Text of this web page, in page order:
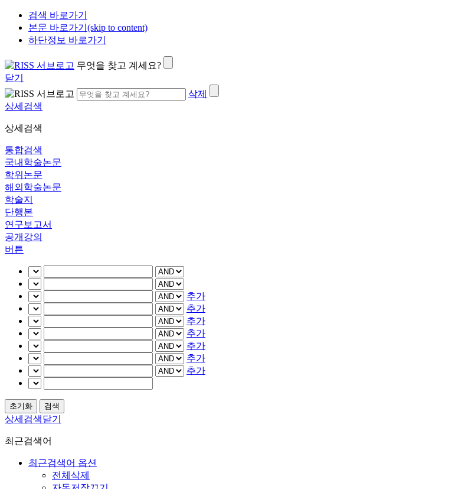
검색 바로가기
본문 바로가기(skip to content)
하단정보 바로가기
무엇을 찾고 계세요?
닫기
삭제
상세검색
상세검색
통합검색
국내학술논문
학위논문
해외학술논문
학술지
단행본
연구보고서
공개강의
버튼
추가
추가
추가
추가
추가
추가
추가
상세검색닫기
최근검색어
최근검색어 옵션
전체삭제